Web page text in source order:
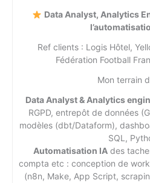
Data Analyst, Analytics
Ref clients : Logis Hôtel,
Fédération Football
Mon terrain
Data Analyst & Analytics
RGPD, entrepôt de données
modèles (dbt/Dataform),
SQL,
Automatisation IAdes
compta etc : conception de
(n8n, Make, App Script,